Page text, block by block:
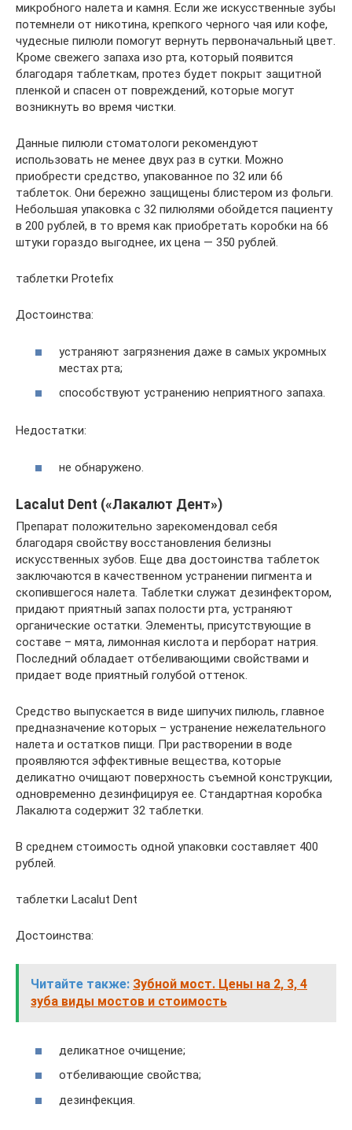
микробного налета и камня. Если же искусственные зубы
потемнели от никотина, крепкого черного чая или кофе,
чудесные пилюли помогут вернуть первоначальный цвет.
Кроме свежего запаха изо рта, который появится
благодаря таблеткам, протез будет покрыт защитной
пленкой и спасен от повреждений, которые могут
возникнуть во время чистки.
Данные пилюли стоматологи рекомендуют
использовать не менее двух раз в сутки. Можно
приобрести средство, упакованное по 32 или 66
таблеток. Они бережно защищены блистером из фольги.
Небольшая упаковка с 32 пилюлями обойдется пациенту
в 200 рублей, в то время как приобретать коробки на 66
штуки гораздо выгоднее, их цена — 350 рублей.
таблетки Protefix
Достоинства:
устраняют загрязнения даже в самых укромных
местах рта;
способствуют устранению неприятного запаха.
Недостатки:
не обнаружено.
Lacalut Dent («Лакалют Дент»)
Препарат положительно зарекомендовал себя
благодаря свойству восстановления белизны
искусственных зубов. Еще два достоинства таблеток
заключаются в качественном устранении пигмента и
скопившегося налета. Таблетки служат дезинфектором,
придают приятный запах полости рта, устраняют
органические остатки. Элементы, присутствующие в
составе – мята, лимонная кислота и перборат натрия.
Последний обладает отбеливающими свойствами и
придает воде приятный голубой оттенок.
Средство выпускается в виде шипучих пилюль, главное
предназначение которых – устранение нежелательного
налета и остатков пищи. При растворении в воде
проявляются эффективные вещества, которые
деликатно очищают поверхность съемной конструкции,
одновременно дезинфицируя ее. Стандартная коробка
Лакалюта содержит 32 таблетки.
В среднем стоимость одной упаковки составляет 400
рублей.
таблетки Lacalut Dent
Достоинства:
Читайте также: Зубной мост. Цены на 2, 3, 4
зуба виды мостов и стоимость
деликатное очищение;
отбеливающие свойства;
дезинфекция.